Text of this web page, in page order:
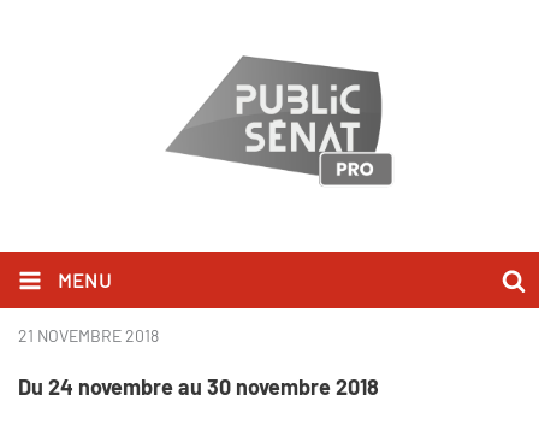
MENU
Les temps forts – Semaine 50
21 NOVEMBRE 2018
Du 24 novembre au 30 novembre 2018